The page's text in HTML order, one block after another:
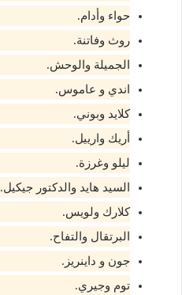
حواء وأدام.
روث وفاتنة.
الجميلة والوحش.
اندي و عاموس.
كلايد وبوني.
أريك وارييل.
ليلو وغرزة.
السيد هايد والدكتور جيكيل.
كلارك ولويس.
البرتقال والتفاح.
جون و داينريز.
توم وجيري.